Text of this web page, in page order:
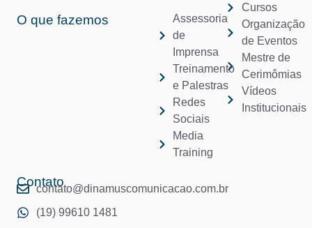
O que fazemos
Assessoria
de
Imprensa
Treinamento
e Palestras
Redes
Sociais
Media
Training
Cursos
Organização
de Eventos
Mestre de
Cerimômias
Vídeos
Institucionais
Contato
contato@dinamuscomunicacao.com.br
(19) 99610 1481